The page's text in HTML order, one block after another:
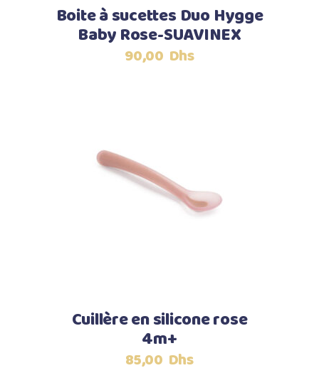
Boite à sucettes Duo Hygge
Baby Rose-SUAVINEX
90,00 Dhs
Ajouter au panier
Cuillère en silicone rose
4m+
85,00 Dhs